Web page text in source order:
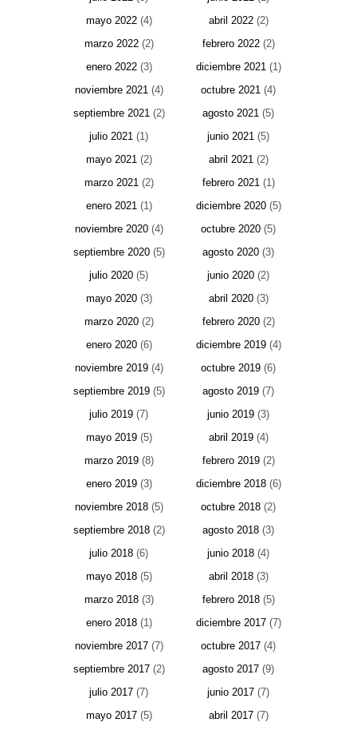
mayo 2022(4) abril 2022(2)
marzo 2022(2) febrero 2022(2)
enero 2022(3) diciembre 2021(1)
noviembre 2021(4) octubre 2021 (4)
septiembre 2021(2) agosto 2021 (5)
julio 2021 (1) junio 2021 (5)
mayo 2021(2) abril 2021(2)
marzo 2021(2) febrero 2021(1)
enero 2021(1) diciembre 2020(5)
noviembre 2020(4) octubre 2020 (5)
septiembre 2020(5) agosto 2020 (3)
julio 2020 (5) junio 2020 (2)
mayo 2020(3) abril 2020(3)
marzo 2020(2) febrero 2020(2)
enero 2020(6) diciembre 2019(4)
noviembre 2019(4) octubre 2019 (6)
septiembre 2019(5) agosto 2019 (7)
julio 2019 (7) junio 2019 (3)
mayo 2019(5) abril 2019(4)
marzo 2019(8) febrero 2019(2)
enero 2019(3) diciembre 2018(6)
noviembre 2018(5) octubre 2018 (2)
septiembre 2018(2) agosto 2018 (3)
julio 2018 (6) junio 2018 (4)
mayo 2018(5) abril 2018(3)
marzo 2018(3) febrero 2018(5)
enero 2018(1) diciembre 2017(7)
noviembre 2017(7) octubre 2017 (4)
septiembre 2017(2) agosto 2017 (9)
julio 2017 (7) junio 2017 (7)
mayo 2017(5) abril 2017(7)